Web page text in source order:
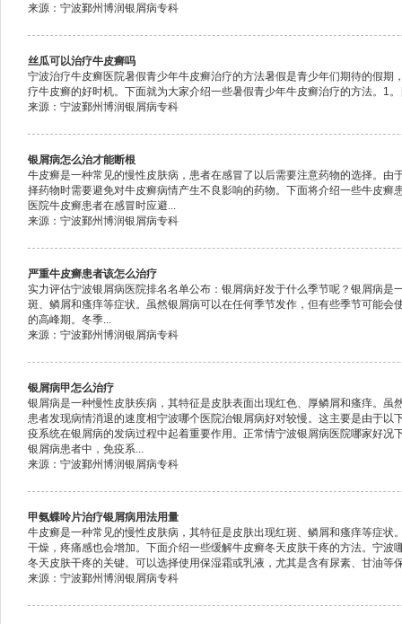
来源：宁波鄞州博润银屑病专科
丝瓜可以治疗牛皮癣吗
宁波治疗牛皮癣医院暑假青少年牛皮癣治疗的方法暑假是青少年们期待的假期
疗牛皮癣的好时机。下面就为大家介绍一些暑假青少年牛皮癣治疗的方法。1
来源：宁波鄞州博润银屑病专科
银屑病怎么治才能断根
牛皮癣是一种常见的慢性皮肤病，患者在感冒了以后需要注意药物的选择。由
择药物时需要避免对牛皮癣病情产生不良影响的药物。下面将介绍一些牛皮癣
医院牛皮癣患者在感冒时应避...
来源：宁波鄞州博润银屑病专科
严重牛皮癣患者该怎么治疗
实力评估宁波银屑病医院排名名单公布：银屑病好发于什么季节呢？银屑病是
斑、鳞屑和瘙痒等症状。虽然银屑病可以在任何季节发作，但有些季节可能会
的高峰期。冬季...
来源：宁波鄞州博润银屑病专科
银屑病甲怎么治疗
银屑病是一种慢性皮肤疾病，其特征是皮肤表面出现红色、厚鳞屑和瘙痒。虽
患者发现病情消退的速度相宁波哪个医院治银屑病好对较慢。这主要是由于以
疫系统在银屑病的发病过程中起着重要作用。正常情宁波银屑病医院哪家好况
银屑病患者中，免疫系...
来源：宁波鄞州博润银屑病专科
甲氨蝶呤片治疗银屑病用法用量
牛皮癣是一种常见的慢性皮肤病，其特征是皮肤出现红斑、鳞屑和瘙痒等症状
干燥，疼痛感也会增加。下面介绍一些缓解牛皮癣冬天皮肤干疼的方法。宁波
冬天皮肤干疼的关键。可以选择使用保湿霜或乳液，尤其是含有尿素、甘油等
来源：宁波鄞州博润银屑病专科